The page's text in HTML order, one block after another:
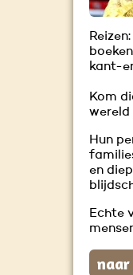
kant-
Kom
wereld
Hun
en
Echte